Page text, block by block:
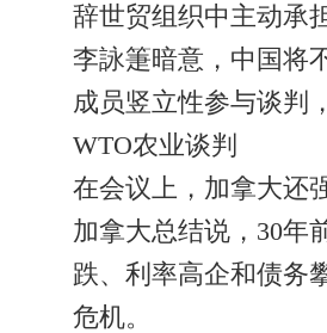
辞世贸组织中主动承
李詠箑暗意，中国将
成员竖立性参与谈判
WTO农业谈判​​​
在会议上，加拿大还
加拿大总结说，30年
跌、利率高企和债
危机。